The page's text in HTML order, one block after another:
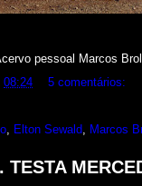
pessoal Marcos
08:24 5 comentários:
, Elton Sewald, Marcos